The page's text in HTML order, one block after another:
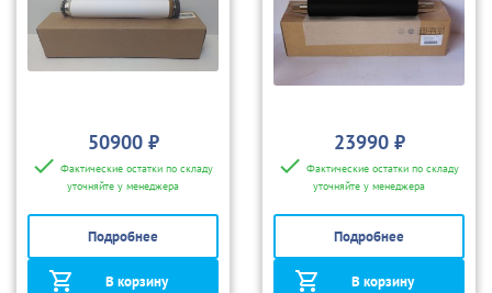
50900 ₽
Фактические остатки по складу
уточняйте у менеджера
Подробнее
В корзину
23990 ₽
Фактические остатки по складу
уточняйте у менеджера
Подробнее
В корзину